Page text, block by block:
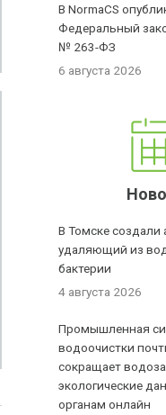
В NormaCS
Федеральный
№ 263-ФЗ
6 августа 2026
В Томске создали
удаляющий из
бактерии
4 августа 2026
Промышленная
водоочистки
сокращает
экологические
органам онлайн